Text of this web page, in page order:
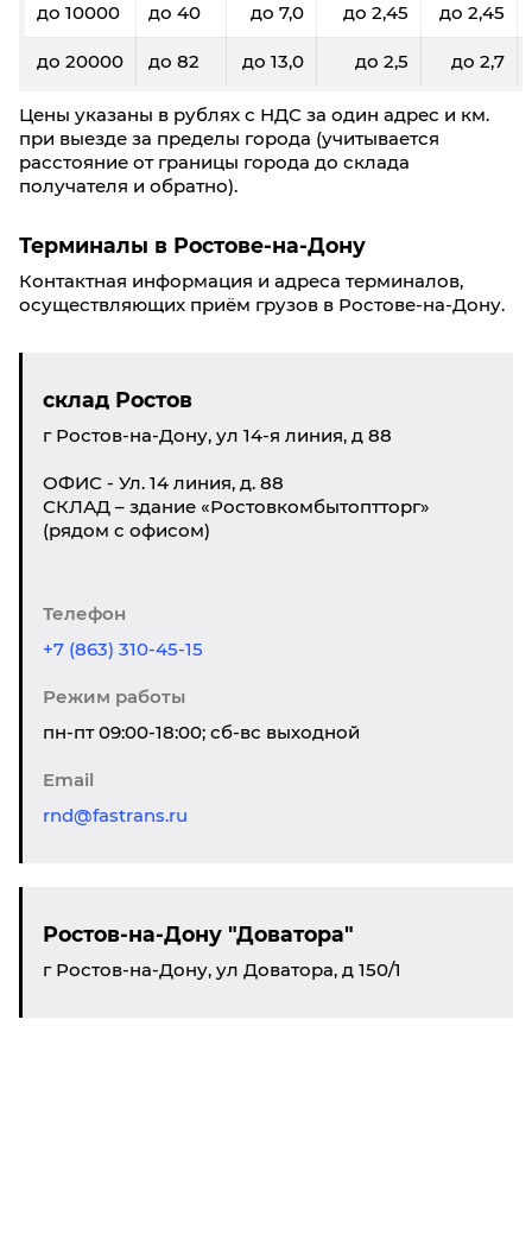
до 10000 до 40 до 7,0 до 2,45 до 2,45
до 20000 до 82 до 13,0 до 2,5 до 2,7
Цены указаны в рублях с НДС за один адрес и км.
при выезде за пределы города (учитывается
расстояние от границы города до склада
получателя и обратно).
Терминалы в Ростове-на-Дону
Контактная информация и адреса терминалов,
осуществляющих приём грузов в Ростове-на-Дону.
склад Ростов
г Ростов-на-Дону, ул 14-я линия, д 88
ОФИС - Ул. 14 линия, д. 88
СКЛАД – здание «Ростовкомбытоптторг»
(рядом с офисом)
Телефон
+7 (863) 310-45-15
Режим работы
пн-пт 09:00-18:00; сб-вс выходной
Email
rnd@fastrans.ru
Ростов-на-Дону "Доватора"
г Ростов-на-Дону, ул Доватора, д 150/1